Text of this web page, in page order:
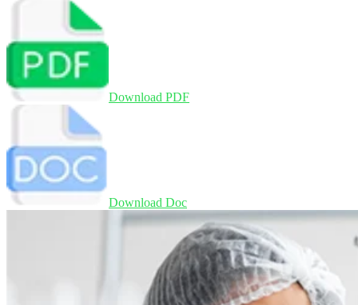
Download PDF
Download Doc